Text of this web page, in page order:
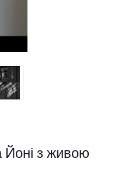
Йоні з живою